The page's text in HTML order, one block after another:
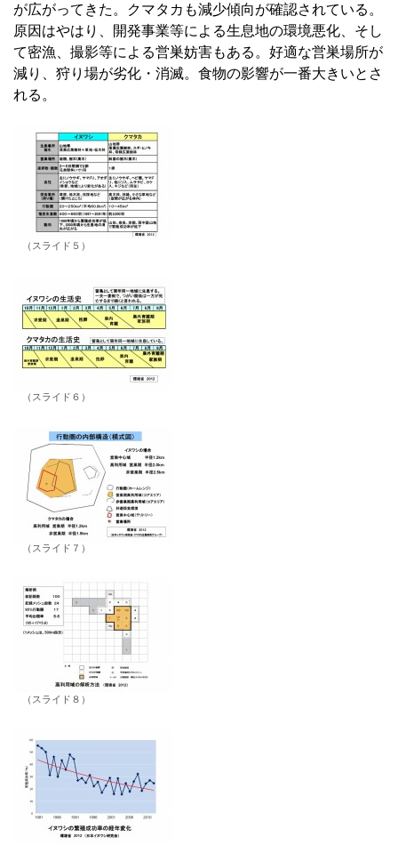
が広がってきた。クマタカも減少傾向が確認されている。
原因はやはり、開発事業等による生息地の環境悪化、そし
て密漁、撮影等による営巣妨害もある。好適な営巣場所が
減り、狩り場が劣化・消滅。食物の影響が一番大きいとさ
れる。
（スライド５）
（スライド６）
（スライド７）
（スライド８）